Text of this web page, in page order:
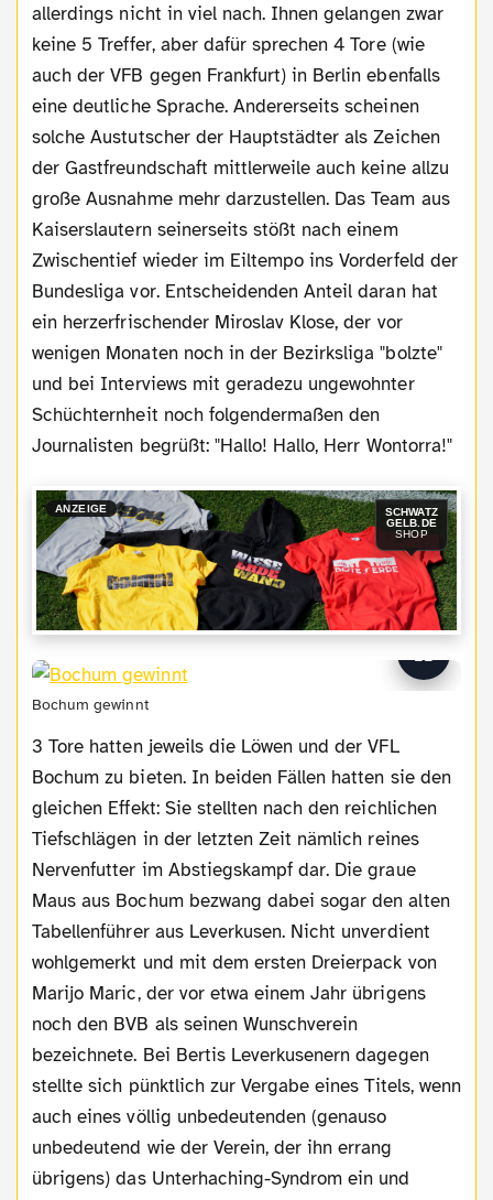
allerdings nicht in viel nach. Ihnen gelangen zwar
keine 5 Treffer, aber dafür sprechen 4 Tore (wie
auch der VFB gegen Frankfurt) in Berlin ebenfalls
eine deutliche Sprache. Andererseits scheinen
solche Austutscher der Hauptstädter als Zeichen
der Gastfreundschaft mittlerweile auch keine allzu
große Ausnahme mehr darzustellen. Das Team aus
Kaiserslautern seinerseits stößt nach einem
Zwischentief wieder im Eiltempo ins Vorderfeld der
Bundesliga vor. Entscheidenden Anteil daran hat
ein herzerfrischender Miroslav Klose, der vor
wenigen Monaten noch in der Bezirksliga "bolzte"
und bei Interviews mit geradezu ungewohnter
Schüchternheit noch folgendermaßen den
Journalisten begrüßt: "Hallo! Hallo, Herr Wontorra!"
ANZEIGE
SCHWATZ
GELB.DE
SHOP
Bochum gewinnt
3 Tore hatten jeweils die Löwen und der VFL
Bochum zu bieten. In beiden Fällen hatten sie den
gleichen Effekt: Sie stellten nach den reichlichen
Tiefschlägen in der letzten Zeit nämlich reines
Nervenfutter im Abstiegskampf dar. Die graue
Maus aus Bochum bezwang dabei sogar den alten
Tabellenführer aus Leverkusen. Nicht unverdient
wohlgemerkt und mit dem ersten Dreierpack von
Marijo Maric, der vor etwa einem Jahr übrigens
noch den BVB als seinen Wunschverein
bezeichnete. Bei Bertis Leverkusenern dagegen
stellte sich pünktlich zur Vergabe eines Titels, wenn
auch eines völlig unbedeutenden (genauso
unbedeutend wie der Verein, der ihn errang
übrigens) das Unterhaching-Syndrom ein und